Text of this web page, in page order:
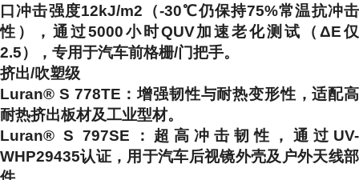
口冲击强度12kJ/m2（-30℃仍保持75%常温抗冲击
性），通过5000小时QUV加速老化测试（ΔE仅
2.5），专用于汽车前格栅/门把手。
挤出/吹塑级
Luran® S 778TE ：增强韧性与耐热变形性，适配高
耐热挤出板材及工业型材。
Luran® S 797SE ：超高冲击韧性，通过UV-
WHP29435认证，用于汽车后视镜外壳及户外天线部